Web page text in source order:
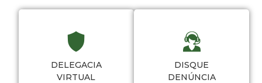
DELEGACIA
VIRTUAL
DISQUE
DENÚNCIA